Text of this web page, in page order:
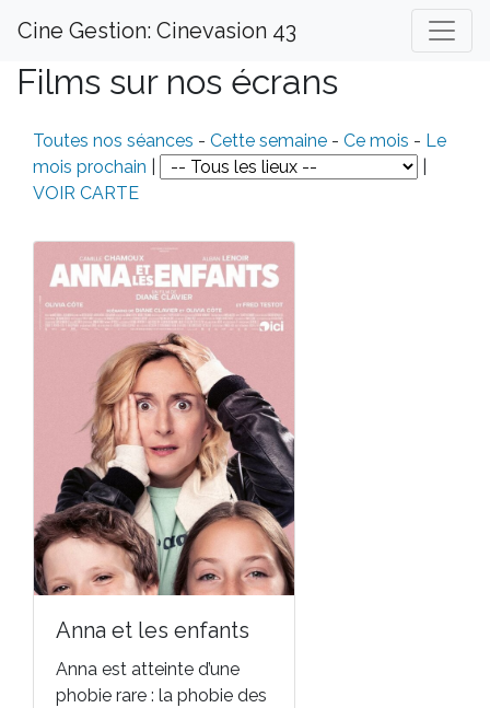
Cine Gestion: Cinevasion 43
Films sur nos écrans
Toutes nos séances - Cette semaine - Ce mois - Le
mois prochain
VOIR CARTE
Anna et les enfants
Anna est atteinte d’une
phobie rare : la phobie des